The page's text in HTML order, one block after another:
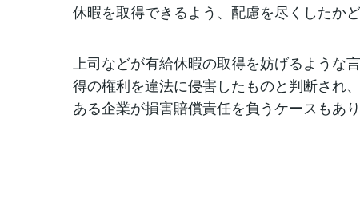
休暇を取得できるよう、配慮を尽くしたか
上司などが有給休暇の取得を妨げるような
得の権利を違法に侵害したものと判断され
ある企業が損害賠償責任を負うケースもあり